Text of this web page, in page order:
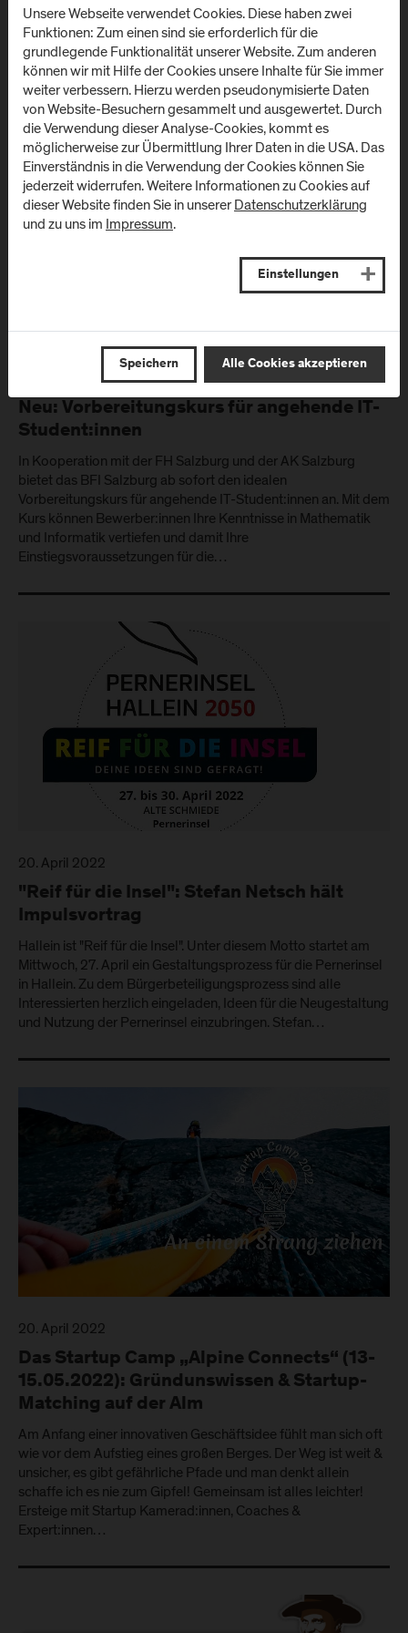
(Holztechnologie & Holzbau) hat eine Initiative ins Leben
gerufen: Dabei geht es darum auf "sportliche" Art Spenden für
die Menschen in der Ukraine zu sammeln. Das Geld soll später
Studierende in der Ukraine unterstützen.
21. April 2022
Neu: Vorbereitungskurs für angehende IT-
Student:innen
In Kooperation mit der FH Salzburg und der AK Salzburg
bietet das BFI Salzburg ab sofort den idealen
Vorbereitungskurs für angehende IT-Student:innen an. Mit dem
Kurs können Bewerber:innen Ihre Kenntnisse in Mathematik
und Informatik vertiefen und damit Ihre
Einstiegsvoraussetzungen für die…
20. April 2022
"Reif für die Insel": Stefan Netsch hält
Impulsvortrag
Hallein ist "Reif für die Insel". Unter diesem Motto startet am
Mittwoch, 27. April ein Gestaltungsprozess für die Pernerinsel
in Hallein. Zu dem Bürgerbeteiligungsprozess sind alle
Interessierten herzlich eingeladen, Ideen für die Neugestaltung
und Nutzung der Pernerinsel einzubringen. Stefan…
20. April 2022
Das Startup Camp „Alpine Connects“ (13-
15.05.2022): Gründunswissen & Startup-
Matching auf der Alm
Am Anfang einer innovativen Geschäftsidee fühlt man sich oft
wie vor dem Aufstieg eines großen Berges. Der Weg ist weit &
unsicher, es gibt gefährliche Pfade und man denkt allein
schaffe ich es nie zum Gipfel! Gemeinsam ist alles leichter!
Ersteige mit Startup Kamerad:innen, Coaches &
Expert:innen…
Unsere Webseite verwendet Cookies. Diese haben zwei
Funktionen: Zum einen sind sie erforderlich für die
grundlegende Funktionalität unserer Website. Zum anderen
können wir mit Hilfe der Cookies unsere Inhalte für Sie immer
weiter verbessern. Hierzu werden pseudonymisierte Daten
von Website-Besuchern gesammelt und ausgewertet. Durch
die Verwendung dieser Analyse-Cookies, kommt es
möglicherweise zur Übermittlung Ihrer Daten in die USA. Das
Einverständnis in die Verwendung der Cookies können Sie
jederzeit widerrufen. Weitere Informationen zu Cookies auf
dieser Website finden Sie in unsererDatenschutzerklärung
und zu uns im Impressum.
Einstellungen
Speichern Alle Cookies akzeptieren